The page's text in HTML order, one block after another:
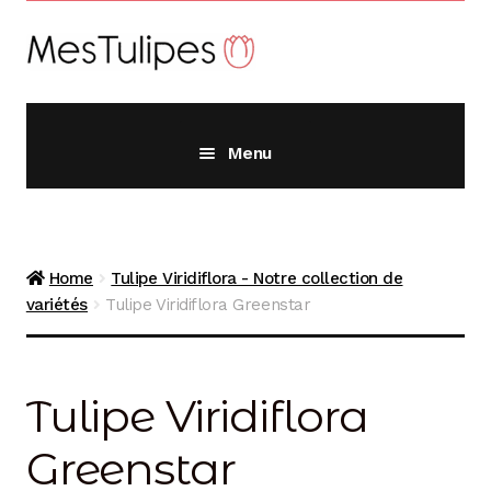
à
navigation
au
Menu
Crocus
Jacinthes
Home
Tulipe Viridiflora - Notre collection de
variétés
Tulipe Viridiflora Greenstar
Tulipe Viridiflora
Greenstar